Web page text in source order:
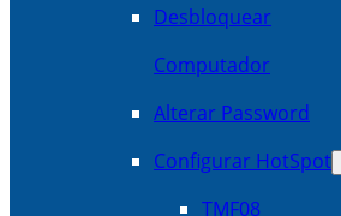
Desbloquear
Computador
Alterar Password
Configurar HotSpot
TMF08